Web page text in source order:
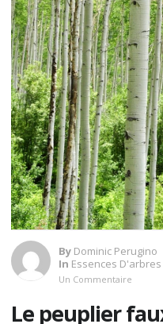
By Dominic Perugino
In Essences D'arbres
Un Commentaire
Le peuplier